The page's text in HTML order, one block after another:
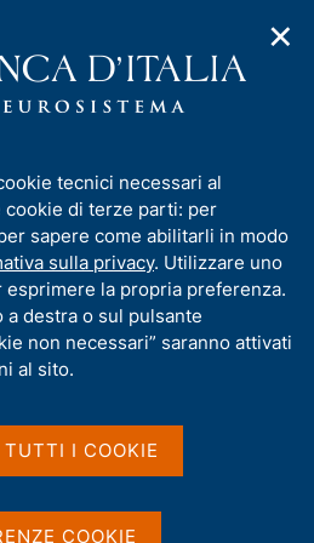
e
l
s
t
politica
della
anticiclica (CCyB)
✕
tecnici necessari al
di terze parti: per
sapere come abilitarli in modo
sulla privacy. Utilizzare uno
la propria preferenza.
a destra o sul pulsante
non necessari” saranno attivati
al sito.
I COOKIE
COOKIE